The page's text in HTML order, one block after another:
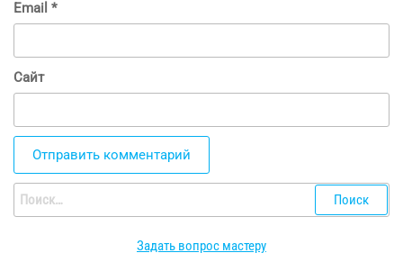
Email *
Сайт
Найти:
Задать вопрос мастеру